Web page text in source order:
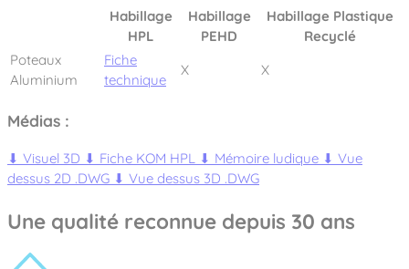
Habillage
HPL
Habillage
PEHD
Habillage Plastique
Recyclé
Poteaux
Aluminium
Fiche
technique
X X
Médias :
⬇ Visuel 3D ⬇ Fiche KOM HPL ⬇ Mémoire ludique ⬇ Vue
dessus 2D .DWG ⬇ Vue dessus 3D .DWG
Une qualité reconnue depuis 30 ans